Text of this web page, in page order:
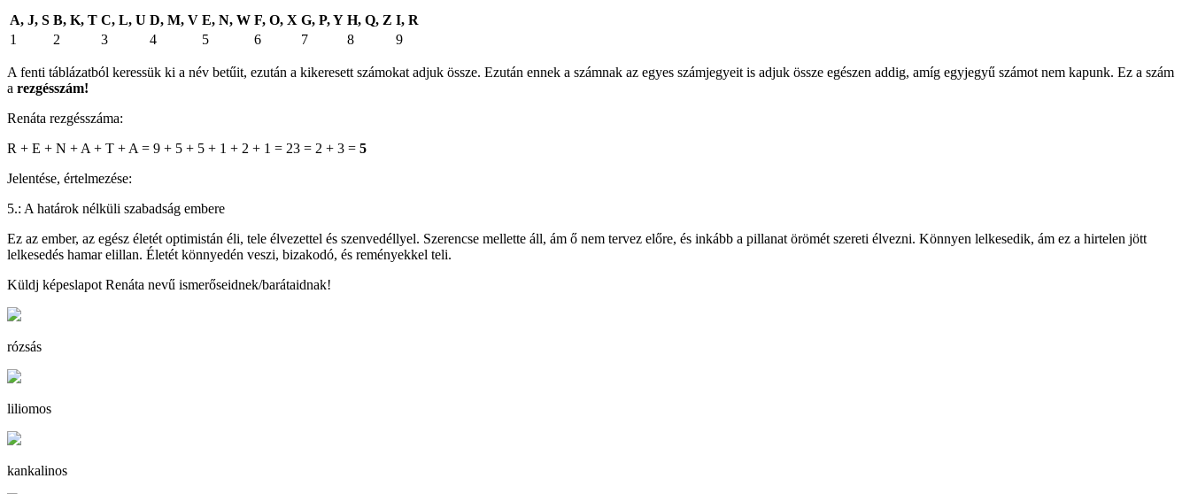
A, J, S B, K, T C, L, U D, M, V E, N, W F, O, X G, P, Y H, Q, Z I, R
1
2 3 4 5 6 7 8 9
A fenti táblázatból keressük ki a név betűit, ezután a kikeresett számokat adjuk össze. Ezután ennek a számnak az egyes számjegyeit is adjuk össze egészen addig, amíg egyjegyű számot nem kapunk. Ez a szám
a rezgésszám!
Renáta rezgésszáma:
R + E + N + A + T + A = 9 + 5 + 5 + 1 + 2 + 1 = 23 = 2 + 3 = 5
Jelentése, értelmezése:
5.: A határok nélküli szabadság embere
Ez az ember, az egész életét optimistán éli, tele élvezettel és szenvedéllyel. Szerencse mellette áll, ám ő nem tervez előre, és inkább a pillanat örömét szereti élvezni. Könnyen lelkesedik, ám ez a hirtelen jött
lelkesedés hamar elillan. Életét könnyedén veszi, bizakodó, és reményekkel teli.
Küldj képeslapot Renáta nevű ismerőseidnek/barátaidnak!
rózsás
liliomos
kankalinos